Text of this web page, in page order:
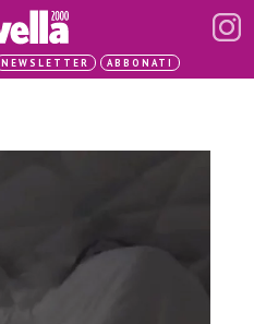
NEWSLETTER ABBONATI